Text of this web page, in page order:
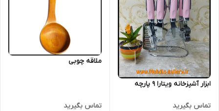
ابزار آشپزخانه ویتارا 9 پارچه
تماس بگیرید
ملاقه چوبی
تماس بگیرید